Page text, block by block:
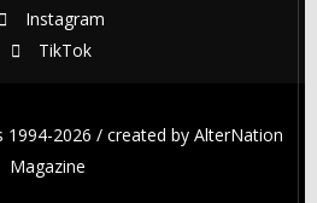
Instagram
TikTok
1994-2026 / created by AlterNation
Magazine